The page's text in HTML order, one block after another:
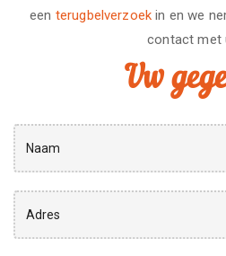
een terugbelverzoek in en we
contact met
Uw